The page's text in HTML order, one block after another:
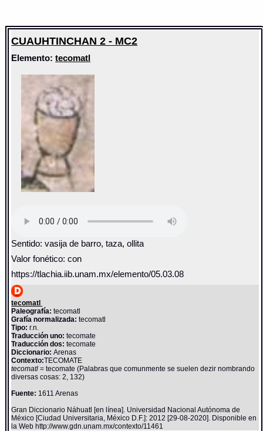
CUAUHTINCHAN 2 - MC2
Elemento:tecomatl
Sentido: vasija de barro, taza, ollita
Valor fonético: con
https://tlachia.iib.unam.mx/elemento/05.03.08
tecomatl
Paleografía: tecomatl
Grafía normalizada: tecomatl
Tipo: r.n.
Traducción uno: tecomate
Traducción dos: tecomate
Diccionario:Arenas
Contexto:TECOMATE
tecomatl= tecomate (Palabras que comunmente se suelen dezir nombrando
diversas cosas: 2, 132)
Fuente: 1611 Arenas
Gran Diccionario Náhuatl [en línea]. Universidad Nacional Autónoma de
México [Ciudad Universitaria, México D.F.]: 2012 [29-08-2020]. Disponible en
la Web http://www.gdn.unam.mx/contexto/11461